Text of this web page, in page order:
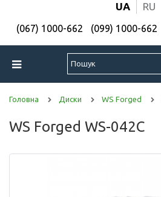
UA RU
(067) 1000-662 (099) 1000-662
Головна Диски WS Forged
WS Forged WS-042C